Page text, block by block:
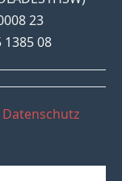
23
1385 08
Datenschutz